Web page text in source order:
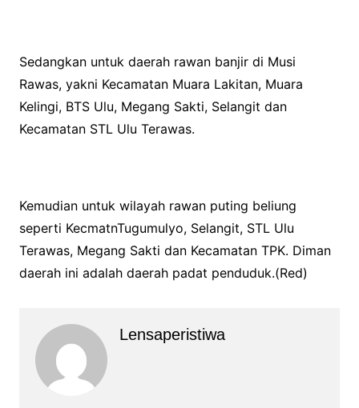
Sedangkan untuk daerah rawan banjir di Musi
Rawas, yakni Kecamatan Muara Lakitan, Muara
Kelingi, BTS Ulu, Megang Sakti, Selangit dan
Kecamatan STL Ulu Terawas.
Kemudian untuk wilayah rawan puting beliung
seperti KecmatnTugumulyo, Selangit, STL Ulu
Terawas, Megang Sakti dan Kecamatan TPK. Diman
daerah ini adalah daerah padat penduduk.(Red)
Lensaperistiwa